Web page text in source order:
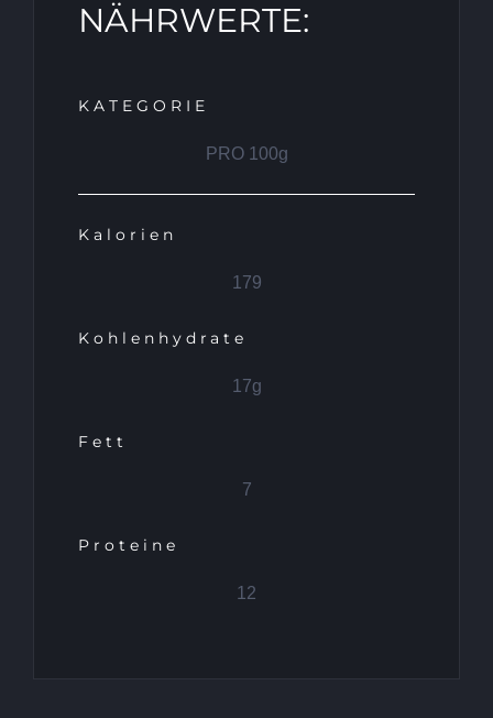
NÄHRWERTE:
KATEGORIE
PRO 100g
Kalorien
179
Kohlenhydrate
17g
Fett
7
Proteine
12